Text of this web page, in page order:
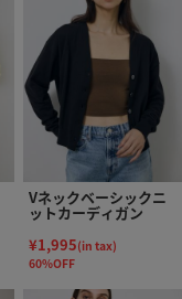
Vネックベーシックニ
ットカーディガン
¥1,995(in tax)
60%OFF